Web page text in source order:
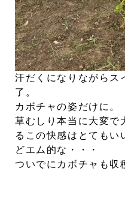
汗だくになりながらス
了。
カボチャの姿だけに。
草むしり本当に大変で
るこの快感はとてもい
どエム的な・・・
ついでにカボチャも収